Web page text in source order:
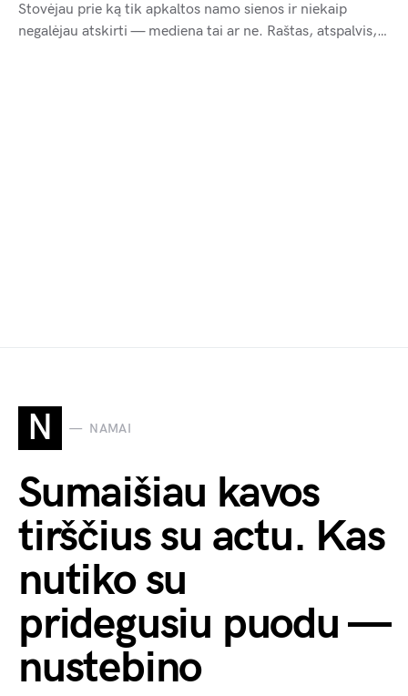
Stovėjau prie ką tik apkaltos namo sienos ir niekaip
negalėjau atskirti — mediena tai ar ne. Raštas, atspalvis,…
N NAMAI
Sumaišiau kavos
tirščius su actu. Kas
nutiko su
pridegusiu puodu —
nustebino